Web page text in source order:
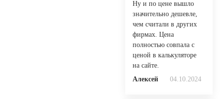
Ну и по цене вышло
значительно дешевле,
чем считали в других
фирмах. Цена
полностью совпала с
ценой в калькуляторе
на сайте.
Алексей
04.10.2024